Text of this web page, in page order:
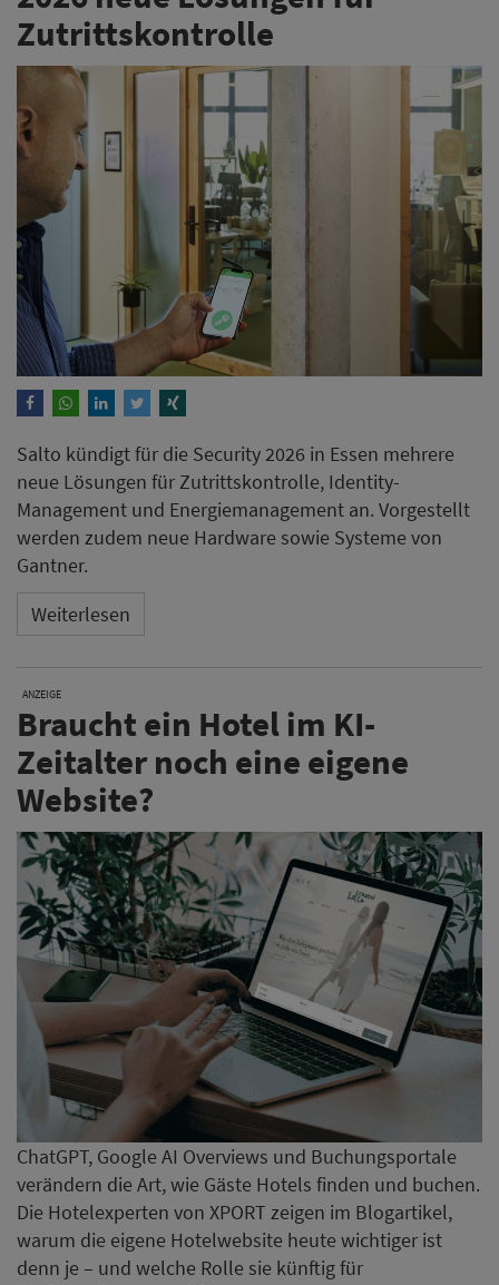
Zutrittskontrolle
Salto kündigt für die Security 2026 in Essen mehrere
neue Lösungen für Zutrittskontrolle, Identity-
Management und Energiemanagement an. Vorgestellt
werden zudem neue Hardware sowie Systeme von
Gantner.
Weiterlesen
ANZEIGE
Braucht ein Hotel im KI-
Zeitalter noch eine eigene
Website?
ChatGPT, Google AI Overviews und Buchungsportale
verändern die Art, wie Gäste Hotels finden und buchen.
Die Hotelexperten von XPORT zeigen im Blogartikel,
warum die eigene Hotelwebsite heute wichtiger ist
denn je – und welche Rolle sie künftig für